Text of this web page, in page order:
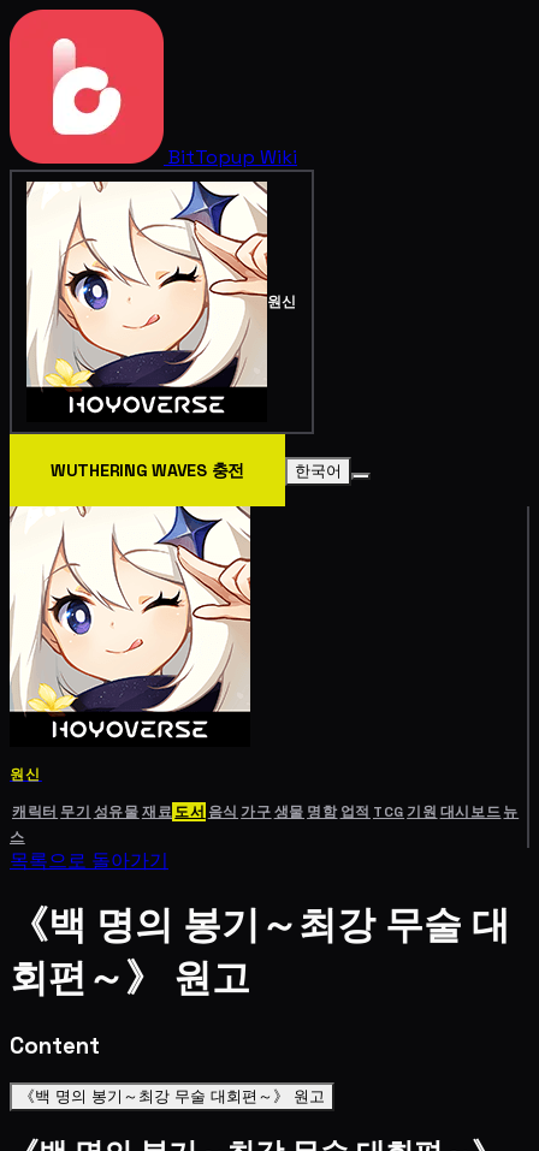
BitTopup Wiki
원신
WUTHERING WAVES 충전 한국어
원신
캐릭터 무기 성유물재료도서 음식 가구생물 명함 업적 TCG기원 대시보드뉴
스
목록으로 돌아가기
《백 명의 봉기～최강 무술 대
회편～》 원고
Content
《백 명의 봉기～최강 무술 대회편～》 원고